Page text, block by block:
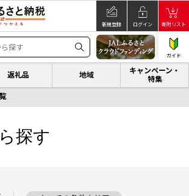
新規登録 ログイン 寄附リスト
ガイド
返礼品 地域
キャンペーン・
特集
探す